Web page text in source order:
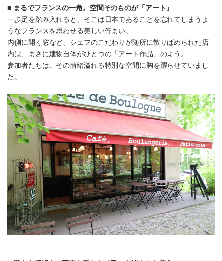
■ まるでフランスの一角。空間そのものが「アート」
一歩足を踏み入れると、そこは日本であることを忘れてしまうよ
うなフランスを思わせる美しい佇まい。
内側に開く窓など、シェフのこだわりが随所に散りばめられた店
内は、まさに建物自体がひとつの「アート作品」のよう。
参加者たちは、その情緒溢れる特別な空間に胸を躍らせていまし
た。